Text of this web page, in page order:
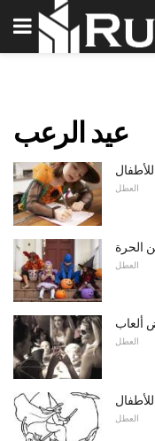
عيد الرعب
العطل
الحرة
العطل
ألعاب
العطل
العطل